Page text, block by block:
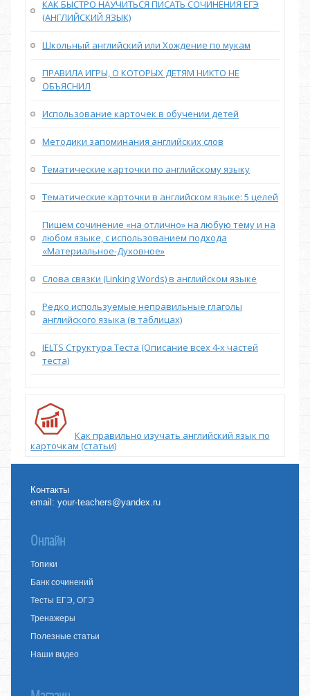
КАК БЫСТРО НАУЧИТЬСЯ ПИСАТЬ СОЧИНЕНИЯ ЕГЭ
(АНГЛИЙСКИЙ ЯЗЫК)
Школьный английский или Хождение по мукам
ПРАВИЛА ИГРЫ, О КОТОРЫХ ДЕТЯМ НИКТО НЕ
ОБЪЯСНИЛ
Использование карточек в обучении детей
Методики запоминания английских слов
Тематические карточки по английскому языку
Тематические карточки в английском языке: 5 целей
Пишем сочинение «на отлично» на любую тему и на
любом языке, с использованием подхода
«Материальное-Духовное»
Слова связки (Linking Words) в английском языке
Редко используемые неправильные глаголы
английского языка (в таблицах)
IELTS Структура Теста (Описание всех 4-х частей
теста)
Как правильно изучать английский язык по
карточкам (статьи)
Контакты
email:your-teachers@yandex.ru
Онлайн
Топики
Банк сочинений
Тесты ЕГЭ, ОГЭ
Тренажеры
Полезные статьи
Наши видео